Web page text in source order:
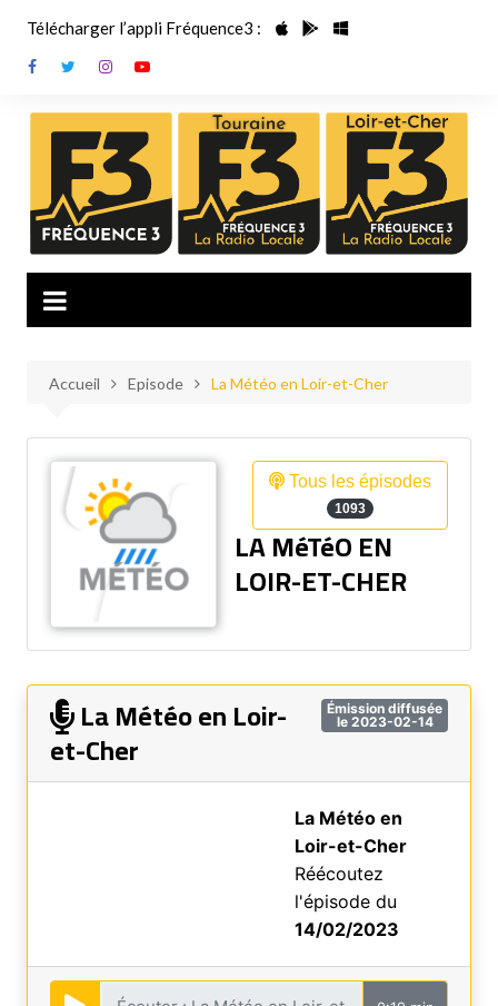
contenu
Télécharger l’appli Fréquence3 :
Accueil Episode La Météo en Loir-et-Cher
Tous les épisodes
1093
LA MéTéO EN
LOIR-ET-CHER
Émission diffusée
le 2023-02-14
La Météo en Loir-
et-Cher
La Météo en
Loir-et-Cher
Réécoutez
l'épisode du
14/02/2023